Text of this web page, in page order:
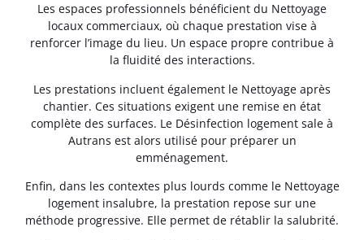
Les espaces professionnels bénéficient du Nettoyage
locaux commerciaux, où chaque prestation vise à
renforcer l’image du lieu. Un espace propre contribue à
la fluidité des interactions.
Les prestations incluent également le Nettoyage après
chantier. Ces situations exigent une remise en état
complète des surfaces. Le Désinfection logement sale à
Autrans est alors utilisé pour préparer un
emménagement.
Enfin, dans les contextes plus lourds comme le Nettoyage
logement insalubre, la prestation repose sur une
méthode progressive. Elle permet de rétablir la salubrité.